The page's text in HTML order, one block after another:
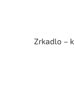
Zrkadlo –